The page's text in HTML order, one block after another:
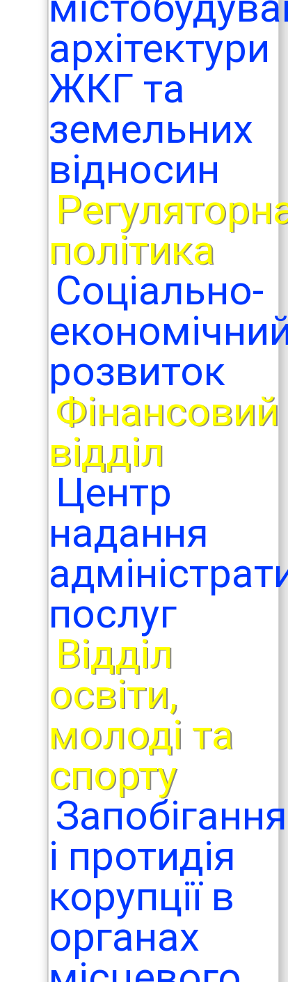
архітектури
ЖКГ та
земельних
відносин
політика
Соціально-
розвиток
Фінансовий
відділ
Центр
надання
послуг
Відділ
освіти,
молоді та
спорту
Запобігання
і протидія
корупції в
органах